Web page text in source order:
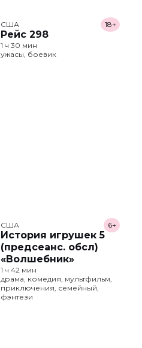
США
Рейс 298
18+
1 ч 30 мин
ужасы, боевик
США
История игрушек 5
(предсеанс. обсл)
«Волшебник»
6+
1 ч 42 мин
драма, комедия, мультфильм,
приключения, семейный,
фэнтези